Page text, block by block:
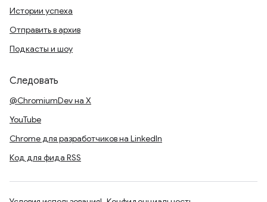
Истории успеха
Отправить в архив
Подкасты и шоу
Следовать
@ChromiumDev на X
YouTube
Chrome для разработчиков на LinkedIn
Код для фида RSS